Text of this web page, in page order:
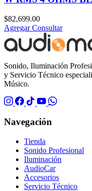
$82,699.00
AgregarConsultar
Sonido, Iluminación
y Servicio Técnico
Músico.
Navegación
Tienda
Sonido Profesional
Iluminación
AudioCar
Accesorios
Servicio Técnico